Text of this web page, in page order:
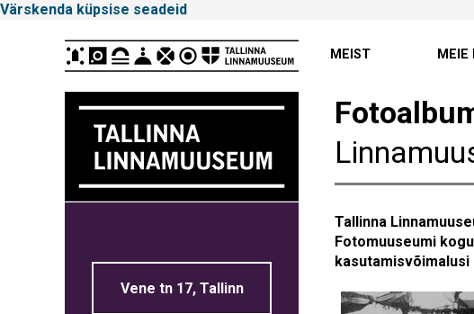
Värskenda küpsise seadeid
MEIST MEIE
Vene tn 17, Tallinn
Tallinna
Fotomuuseumi